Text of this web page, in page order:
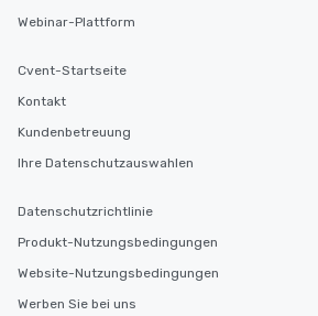
Webinar-Plattform
Cvent-Startseite
Kontakt
Kundenbetreuung
Ihre Datenschutzauswahlen
Datenschutzrichtlinie
Produkt-Nutzungsbedingungen
Website-Nutzungsbedingungen
Werben Sie bei uns